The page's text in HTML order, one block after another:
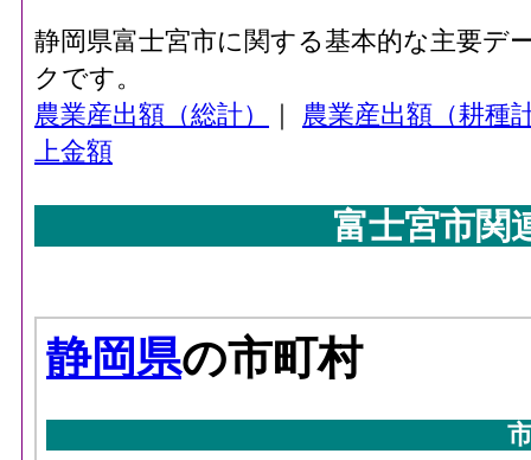
静岡県富士宮市に関する基本的な主要デ
クです。
農業産出額（総計）
｜ 農業産出額（耕種
上金額
富士宮市関